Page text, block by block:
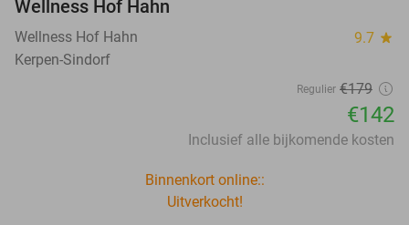
Wellness Hof Hahn
Wellness Hof Hahn 9.7 star
Kerpen-Sindorf
Regulier €179
€142
Inclusief alle bijkomende kosten
Binnenkort online::
Uitverkocht!